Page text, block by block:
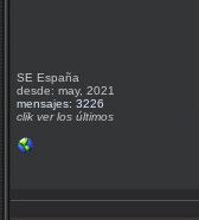
SE España
desde: may, 2021
mensajes: 3226
clik ver los últimos